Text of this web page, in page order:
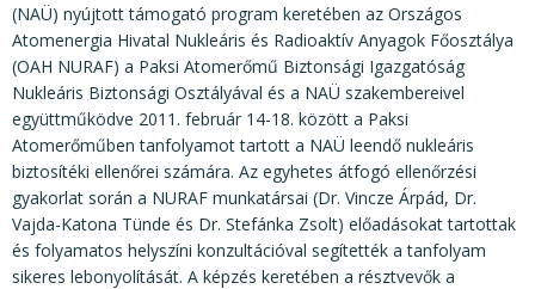
(NAÜ) nyújtott támogató program keretében az Országos
Atomenergia Hivatal Nukleáris és Radioaktív Anyagok Főosztálya
(OAH NURAF) a Paksi Atomerőmű Biztonsági Igazgatóság
Nukleáris Biztonsági Osztályával és a NAÜ szakembereivel
együttműködve 2011. február 14-18. között a Paksi
Atomerőműben tanfolyamot tartott a NAÜ leendő nukleáris
biztosítéki ellenőrei számára. Az egyhetes átfogó ellenőrzési
gyakorlat során a NURAF munkatársai (Dr. Vincze Árpád, Dr.
Vajda-Katona Tünde és Dr. Stefánka Zsolt) előadásokat tartottak
és folyamatos helyszíni konzultációval segítették a tanfolyam
sikeres lebonyolítását. A képzés keretében a résztvevők a